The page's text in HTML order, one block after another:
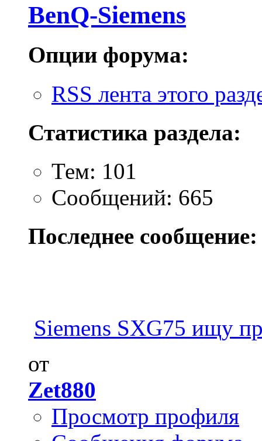
BenQ-Siemens
Опции форума:
RSS лента этого
Статистика раздела:
Тем: 101
Сообщений: 665
Последнее сообщение:
Siemens SXG75 ищу
от
Zet880
Просмотр профиля